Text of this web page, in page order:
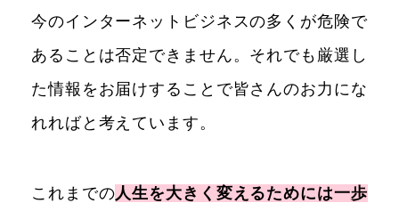
今のインターネットビジネスの多くが危険で
あることは否定できません。それでも厳選し
た情報をお届けすることで皆さんのお力にな
れればと考えています。
これまでの人生を大きく変えるためには一歩